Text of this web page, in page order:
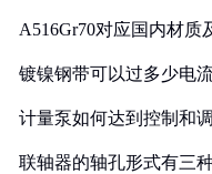
A516Gr70对应国内材质
镀镍钢带可以过多少电
计量泵如何达到控制和
联轴器的轴孔形式有三